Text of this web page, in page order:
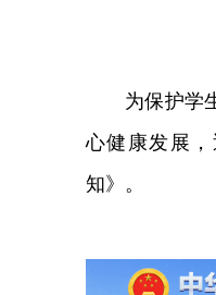
为保护学
心健康发展
知》。